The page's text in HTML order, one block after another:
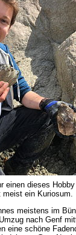
einen dieses
meist ein Kuriosum.
meistens im
nach Genf
eine schöne